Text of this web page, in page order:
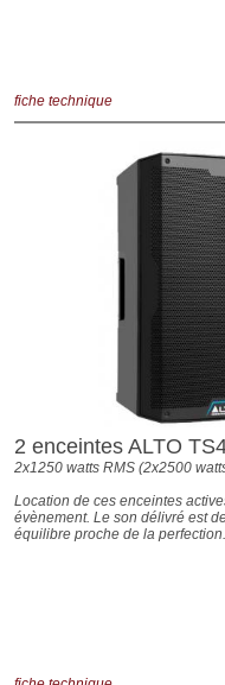
fiche technique
2 enceintes ALTO
2x1250 watts RMS (2x2500
Location de ces enceintes
évènement. Le son délivré est
équilibre proche de la